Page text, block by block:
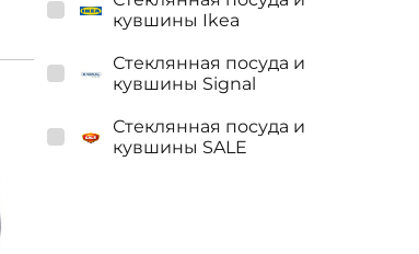
кувшины Ikea
Стеклянная посуда и
кувшины Signal
Стеклянная посуда и
кувшины SALE